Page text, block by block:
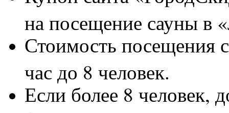
на посещение сауны в
Стоимость посещения
час до 8 человек.
Если более 8 человек,